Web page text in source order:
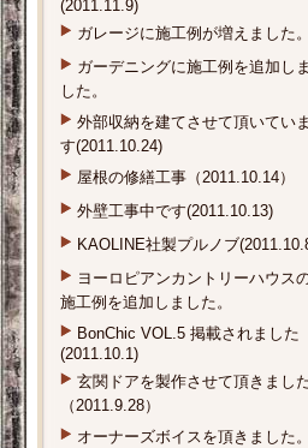
(2011.11.9)
ガレージに施工例が増えました。
ガーデニングに施工例を追加しま
した。
外部収納を建てさせて頂いていま
す(2011.10.24)
屋根の修繕工事（2011.10.14）
外壁工事中です(2011.10.13)
KAOLINE社製プルノブ
ヨーロピアンカントリーハウス
施工例を追加しました。
BonChic VOL.5 掲載されました
(2011.10.1)
玄関ドアを製作させて頂きまし
（2011.9.28）
オーナーズボイスを頂きました。